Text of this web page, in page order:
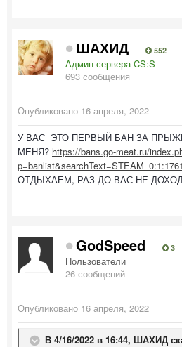
ШАХИД 552
Админ сервера CS:S
693 сообщения
Опубликовано 16 апреля, 2022
У ВАС ЭТО ПЕРВЫЙ БАН ЗА
МЕНЯ? https://bans.go-meat.ru/
ОТДЫХАЕМ, РАЗ ДО ВАС НЕ
GodSpeed 3
Пользователи
26 сообщений
Опубликовано 16 апреля, 2022
В 4/16/2022 в 16:44, ШАХИД